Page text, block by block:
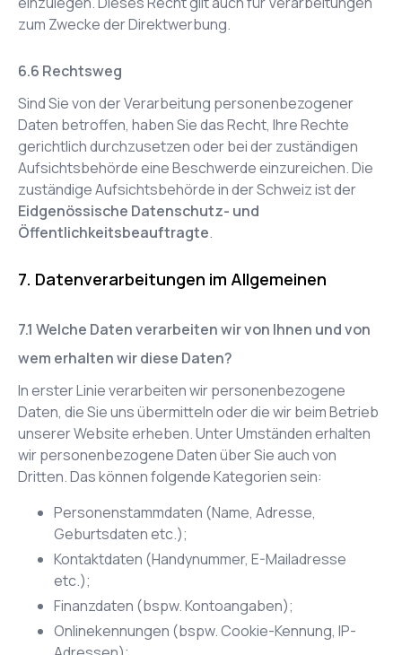
zum Zwecke der Direktwerbung.
Rechtsweg
Sind Sie von der Verarbeitung personenbezogener
Daten betroffen, haben Sie das Recht, Ihre Rechte
gerichtlich durchzusetzen oder bei der zuständigen
Aufsichtsbehörde eine Beschwerde einzureichen. Die
zuständige Aufsichtsbehörde in der Schweiz ist der
Eidgenössische Datenschutz- und
Öffentlichkeitsbeauftragte.
Datenverarbeitungen im Allgemeinen
Welche Daten verarbeiten wir von Ihnen und von
wem erhalten wir diese Daten?
In erster Linie verarbeiten wir personenbezogene
Daten, die Sie uns übermitteln oder die wir beim Betrieb
unserer Website erheben. Unter Umständen erhalten
wir personenbezogene Daten über Sie auch von
Dritten. Das können folgende Kategorien sein:
Personenstammdaten (Name, Adresse,
Geburtsdaten etc.);
Kontaktdaten (Handynummer, E-Mailadresse
etc.);
Finanzdaten (bspw. Kontoangaben);
Onlinekennungen (bspw. Cookie-Kennung, IP-